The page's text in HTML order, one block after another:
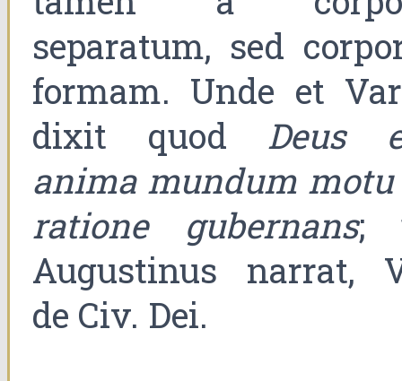
separatum, sed
formam. Unde et
dixit quod Deus
anima mundum motu
ratione gubernans;
Augustinus narrat,
de Civ. Dei.